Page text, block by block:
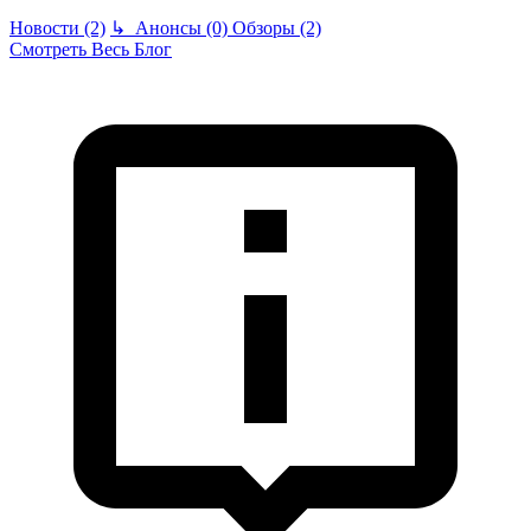
Новости (2) ↳ Анонсы (0) Обзоры (2)
Смотреть Весь Блог